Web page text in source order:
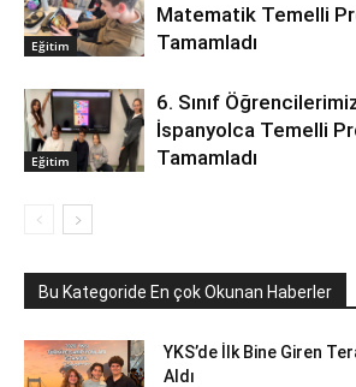
Eğitim
Matematik Temelli
Tamamladı
Eğitim
6. Sınıf
İspanyolca Temelli
Tamamladı
Bu Kategoride En çok Okunan Haberler
YKS’de İlk Bine Giren
Aldı